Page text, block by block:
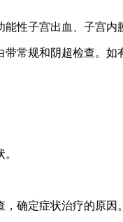
性子宫出血、子宫内
常规和阴超检查。如
确定症状治疗的原因。